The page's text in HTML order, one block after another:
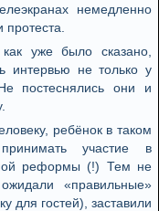
немедленно
уже было сказано,
интервью не только у
постеснялись они и
ребёнок в таком
участие в
реформы (!) Тем не
«правильные»
для гостей), заставили